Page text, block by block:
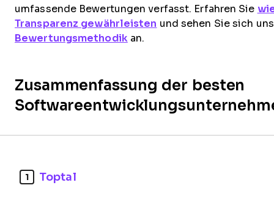
umfassende Bewertungen verfasst. Erfahren Sie
Transparenz gewährleisten und sehen Sie sich
Bewertungsmethodik an.
Zusammenfassung der besten
1 Toptal